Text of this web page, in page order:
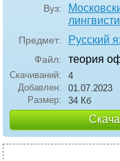
Вуз:
Предмет: Русский
Файл: теория
Скачиваний:
4
Добавлен:
01.07.2023
Размер:
34 Кб